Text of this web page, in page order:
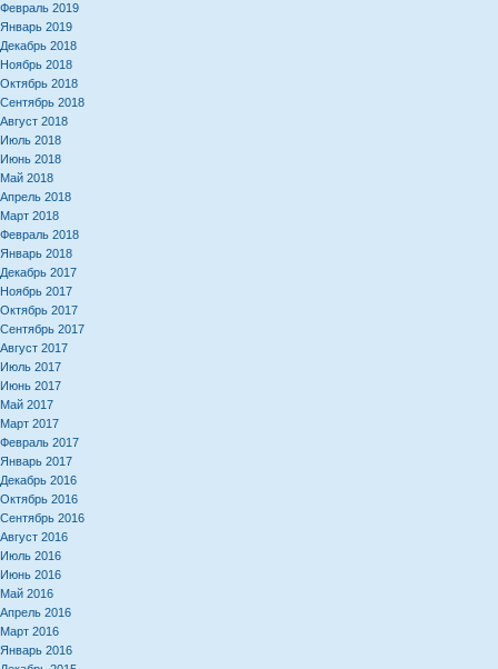
Февраль 2019
Январь 2019
Декабрь 2018
Ноябрь 2018
Октябрь 2018
Сентябрь 2018
Август 2018
Июль 2018
Июнь 2018
Май 2018
Апрель 2018
Март 2018
Февраль 2018
Январь 2018
Декабрь 2017
Ноябрь 2017
Октябрь 2017
Сентябрь 2017
Август 2017
Июль 2017
Июнь 2017
Май 2017
Март 2017
Февраль 2017
Январь 2017
Декабрь 2016
Октябрь 2016
Сентябрь 2016
Август 2016
Июль 2016
Июнь 2016
Май 2016
Апрель 2016
Март 2016
Январь 2016